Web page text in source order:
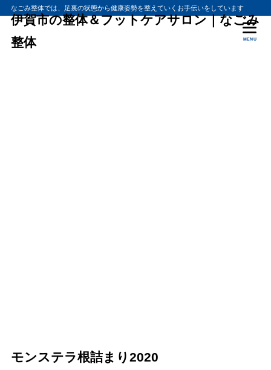
なごみ整体では、足裏の状態から健康姿勢を整えていくお手伝いをしています
伊賀市の整体＆フットケアサロン｜なごみ
整体
MENU
モンステラ根詰まり2020